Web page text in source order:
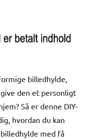
billedhylde,
den et personligt
Så er denne DIY-
hvordan du kan
med få